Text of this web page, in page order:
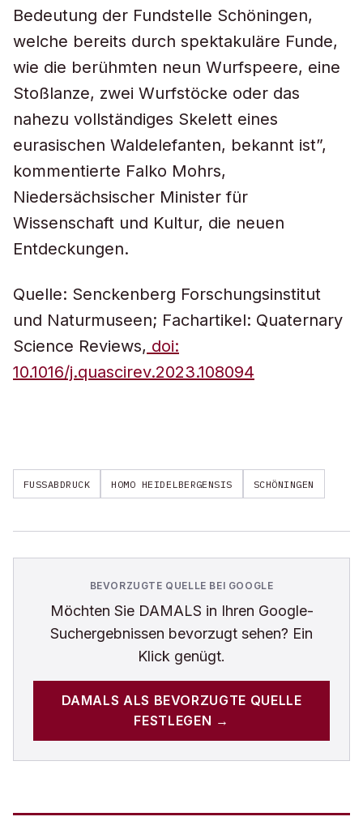
Bedeutung der Fundstelle Schöningen,
welche bereits durch spektakuläre Funde,
wie die berühmten neun Wurfspeere, eine
Stoßlanze, zwei Wurfstöcke oder das
nahezu vollständiges Skelett eines
eurasischen Waldelefanten, bekannt ist”,
kommentierte Falko Mohrs,
Niedersächsischer Minister für
Wissenschaft und Kultur, die neuen
Entdeckungen.
Quelle: Senckenberg Forschungsinstitut
und Naturmuseen; Fachartikel: Quaternary
Science Reviews, doi:
10.1016/j.quascirev.2023.108094
FUSSABDRUCK HOMO HEIDELBERGENSIS SCHÖNINGEN
BEVORZUGTE QUELLE BEI GOOGLE
Möchten Sie DAMALS in Ihren Google-
Suchergebnissen bevorzugt sehen? Ein
Klick genügt.
DAMALS ALS BEVORZUGTE QUELLE
FESTLEGEN →